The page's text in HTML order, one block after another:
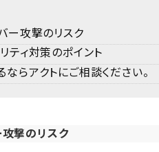
ー攻撃のリスク
ティ対策のポイント
らアクトにご相談ください。
撃のリスク